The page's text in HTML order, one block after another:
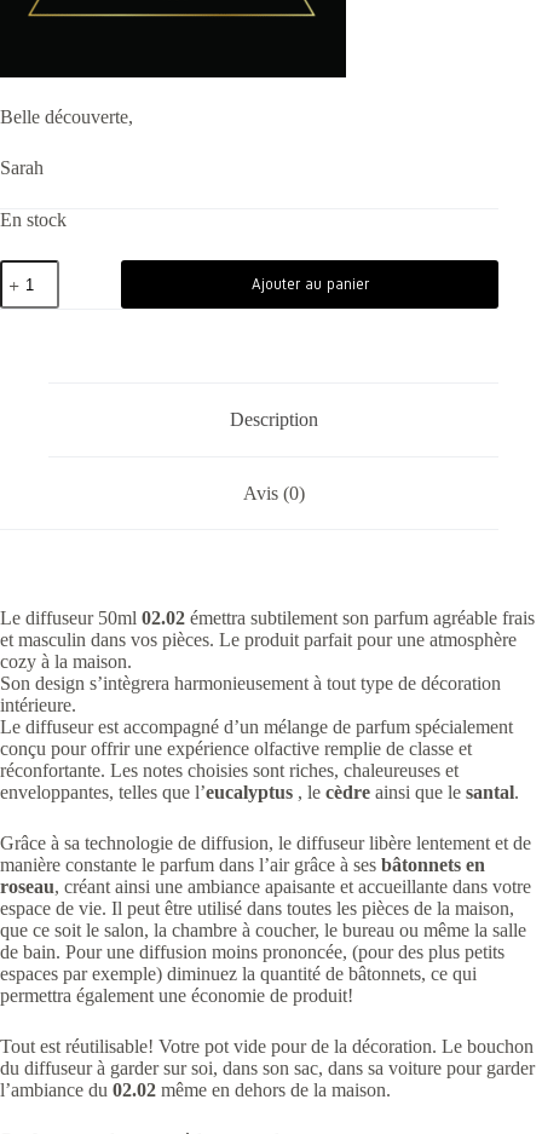
Belle découverte,
Sarah
En stock
Ajouter au panier
Description
Avis (0)
Le diffuseur 50ml 02.02 émettra subtilement son parfum agréable frais
et masculin dans vos pièces. Le produit parfait pour une atmosphère
cozy à la maison.
Son design s’intègrera harmonieusement à tout type de décoration
intérieure.
Le diffuseur est accompagné d’un mélange de parfum spécialement
conçu pour offrir une expérience olfactive remplie de classe et
réconfortante. Les notes choisies sont riches, chaleureuses et
enveloppantes, telles que l’eucalyptus , le cèdre ainsi que le santal.
Grâce à sa technologie de diffusion, le diffuseur libère lentement et de
manière constante le parfum dans l’air grâce à ses bâtonnets en
roseau, créant ainsi une ambiance apaisante et accueillante dans votre
espace de vie. Il peut être utilisé dans toutes les pièces de la maison,
que ce soit le salon, la chambre à coucher, le bureau ou même la salle
de bain. Pour une diffusion moins prononcée, (pour des plus petits
espaces par exemple) diminuez la quantité de bâtonnets, ce qui
permettra également une économie de produit!
Tout est réutilisable! Votre pot vide pour de la décoration. Le bouchon
du diffuseur à garder sur soi, dans son sac, dans sa voiture pour garder
l’ambiance du 02.02 même en dehors de la maison.